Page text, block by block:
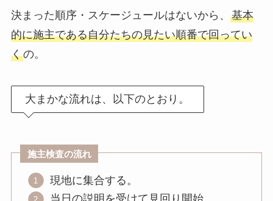
決まった順序・スケージュールはないから、 基本
的に施主である自分たちの見たい順番で回ってい
くの。
大まかな流れは、以下のとおり。
施主検査の流れ
現地に集合する。